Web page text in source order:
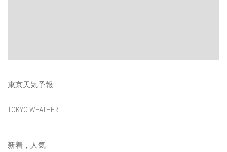
東京天気予報
TOKYO WEATHER
新着，人気